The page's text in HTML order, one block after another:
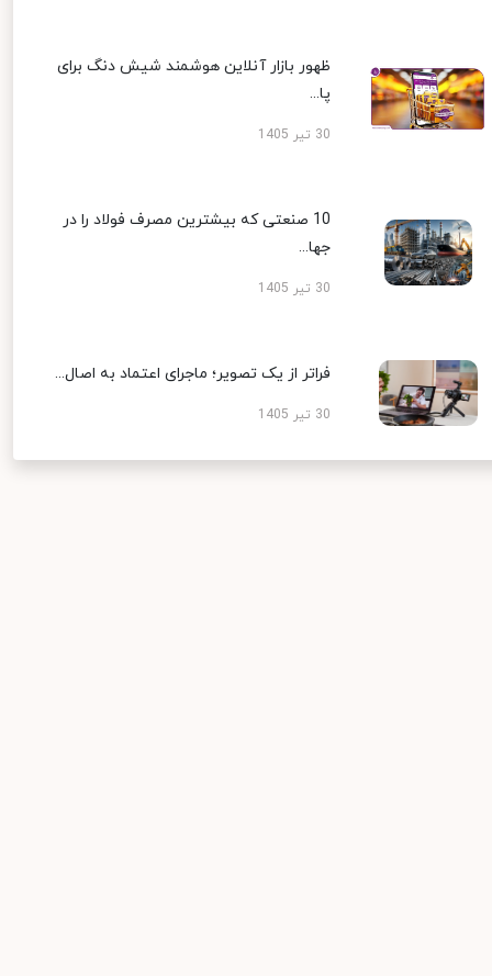
ظهور بازار آنلاین هوشمند شیش دنگ برای
پا...
30 تیر 1405
10 صنعتی که بیشترین مصرف فولاد را در
جها...
30 تیر 1405
فراتر از یک تصویر؛ ماجرای اعتماد به اصال...
30 تیر 1405